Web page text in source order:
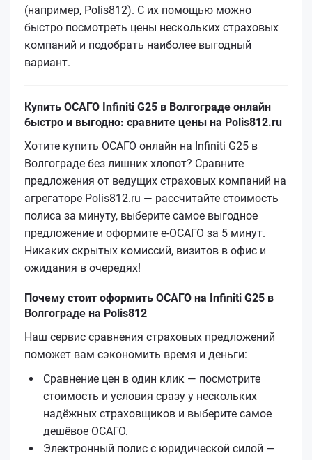
(например, Polis812). С их помощью можно
быстро посмотреть цены нескольких страховых
компаний и подобрать наиболее выгодный
вариант.
Купить ОСАГО Infiniti G25 в Волгограде онлайн
быстро и выгодно: сравните цены на Polis812.ru
Хотите купить ОСАГО онлайн на Infiniti G25 в
Волгограде без лишних хлопот? Сравните
предложения от ведущих страховых компаний на
агрегаторе Polis812.ru — рассчитайте стоимость
полиса за минуту, выберите самое выгодное
предложение и оформите е‑ОСАГО за 5 минут.
Никаких скрытых комиссий, визитов в офис и
ожидания в очередях!
Почему стоит оформить ОСАГО на Infiniti G25 в
Волгограде на Polis812
Наш сервис сравнения страховых предложений
поможет вам сэкономить время и деньги:
Сравнение цен в один клик — посмотрите
стоимость и условия сразу у нескольких
надёжных страховщиков и выберите самое
дешёвое ОСАГО.
Электронный полис с юридической силой —